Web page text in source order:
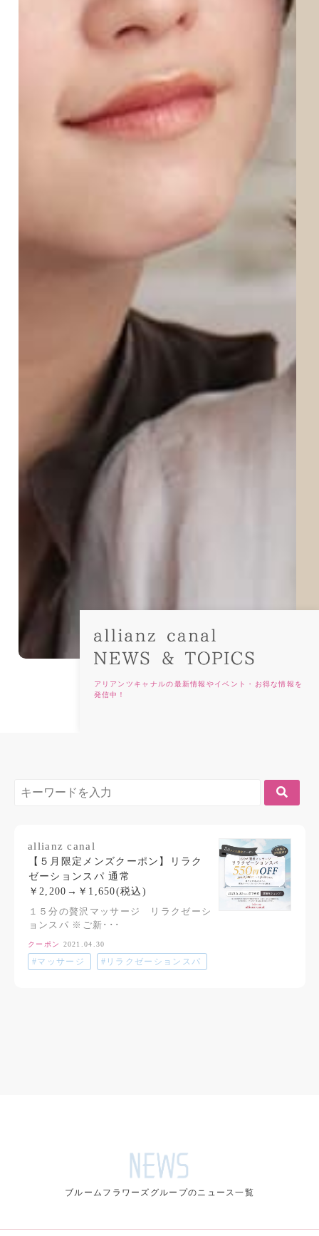
アリアンツキャナルの最新情報やイベント・お得な情報を
発信中！
allianz canal
【５月限定メンズクーポン】リラク
ゼーションスパ 通常
￥2,200→￥1,650(税込)
１５分の贅沢マッサージ リラクゼーシ
ョンスパ ※ご新･･･
クーポン 2021.04.30
#マッサージ #リラクゼーションスパ
ブルームフラワーズグループのニュース一覧